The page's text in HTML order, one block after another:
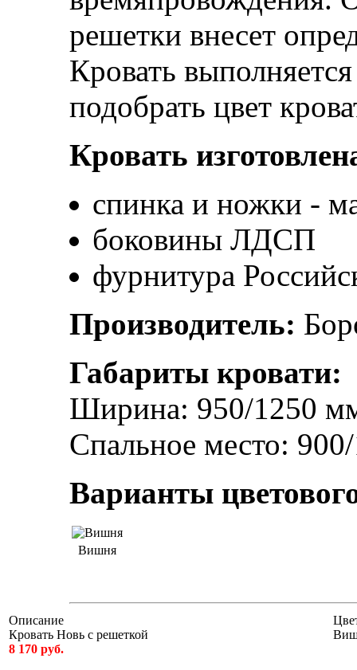
решетки внесет
Кровать
подобрать цвет
Кровать
спинка и ножки -
боковины ЛДСП
фурнитура
Производитель:
Габариты кровати:
Ширина: 950/1250
Спальное место:
Варианты
Вишня
Описание
Кровать Новь с решеткой
8 170 руб.